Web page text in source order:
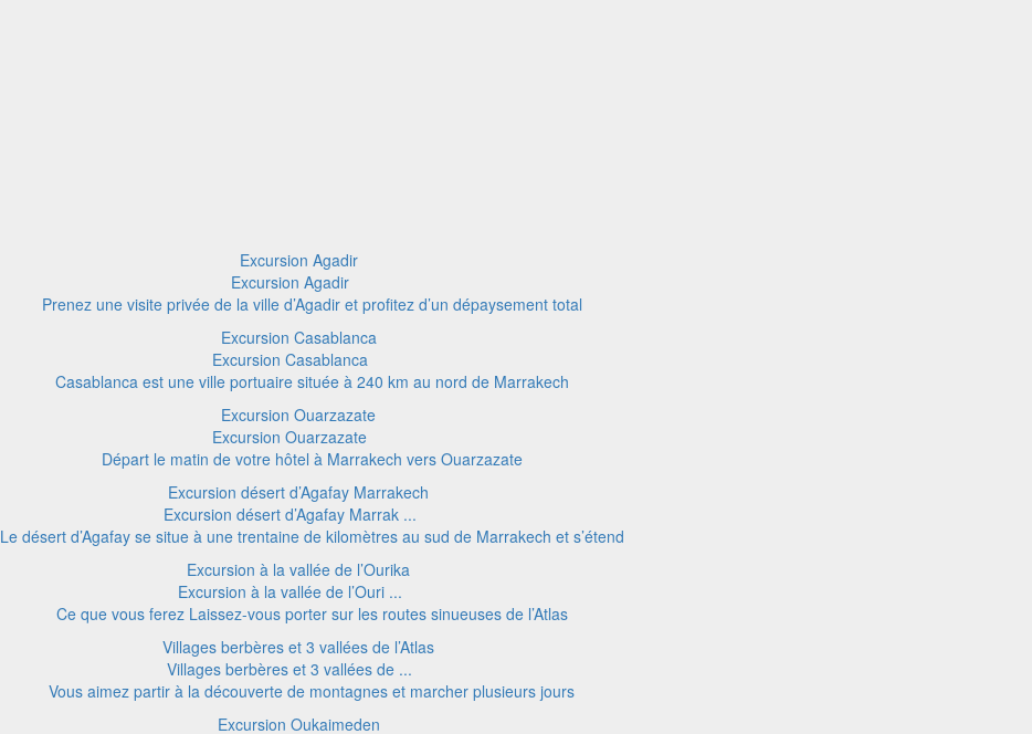
Excursion Agadir
Prenez une visite privée de la ville d’Agadir et profitez d’un dépaysement total
Excursion Casablanca
Casablanca est une ville portuaire située à 240 km au nord de Marrakech
Excursion Ouarzazate
Départ le matin de votre hôtel à Marrakech vers Ouarzazate
Excursion désert d’Agafay Marrak ...
Le désert d’Agafay se situe à une trentaine de kilomètres au sud de Marrakech et s’étend
Excursion à la vallée de l’Ouri ...
Ce que vous ferez Laissez-vous porter sur les routes sinueuses de l’Atlas
Villages berbères et 3 vallées de ...
Vous aimez partir à la découverte de montagnes et marcher plusieurs jours